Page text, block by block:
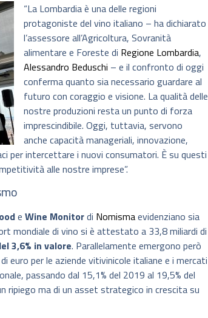
“La Lombardia è una delle regioni
protagoniste del vino italiano – ha dichiarato
l’assessore all’Agricoltura, Sovranità
alimentare e Foreste di Regione Lombardia,
Alessandro Beduschi – e il confronto di oggi
conferma quanto sia necessario guardare al
futuro con coraggio e visione. La qualità delle
nostre produzioni resta un punto di forza
imprescindibile. Oggi, tuttavia, servono
anche capacità manageriali, innovazione,
per intercettare i nuovi consumatori. È su questi
alle nostre imprese”.
e Wine Monitordi Nomismaevidenziano sia
mondiale di vino si è attestato a 33,8 miliardi di
3,6% in valore. Parallelamente emergono però
euro per le aziende vitivinicole italiane e i mercati
passando dal 15,1% del 2019 al 19,5% del
ma di un asset strategico in crescita su